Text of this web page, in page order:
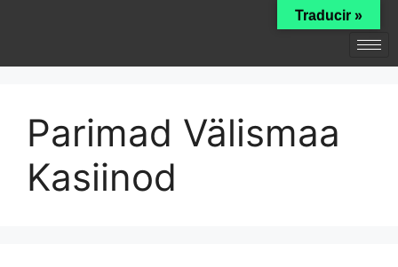
Parimad Välismaa
Kasiinod
Traducir »